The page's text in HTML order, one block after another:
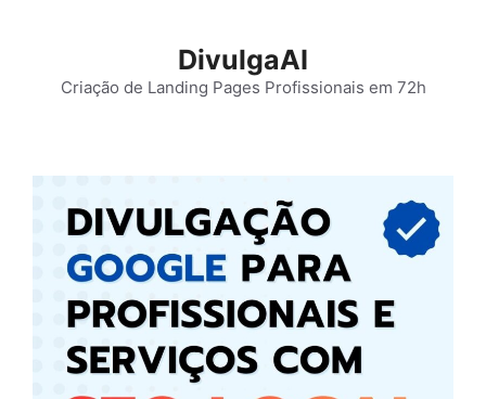
conteúdo
DivulgaAI
Criação de Landing Pages Profissionais em 72h